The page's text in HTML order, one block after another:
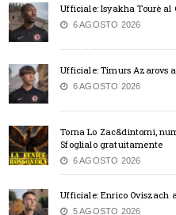
Ufficiale: Isyakha Tourè al
6 AGOSTO 2026
Ufficiale: Timurs Azarovs
6 AGOSTO 2026
Torna Lo Zac&dintorni,
Sfoglialo gratuitamente
6 AGOSTO 2026
Ufficiale: Enrico Oviszach
5 AGOSTO 2026